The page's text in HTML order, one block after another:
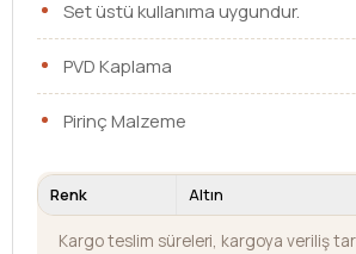
Set üstü kullanıma uygundur.
PVD Kaplama
Pirinç Malzeme
Renk Altın
Kargo teslim süreleri, kargoya veriliş